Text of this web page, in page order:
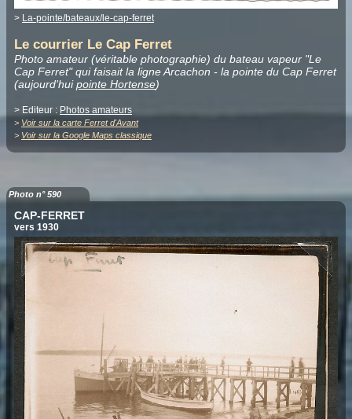
> La-pointe/bateaux/le-cap-ferret
Le courrier Le Cap Ferret
Photo amateur (véritable photographie) du bateau vapeur "Le
Cap Ferret" qui faisait la ligne Arcachon - la pointe du Cap Ferret
(aujourd'huipointe Hortense)
> Editeur : Photos amateurs
> Voir sur la carte Ferret d'Avant
> Voir sur la Google Maps classique
Photo n° 590
CAP-FERRET
vers 1930